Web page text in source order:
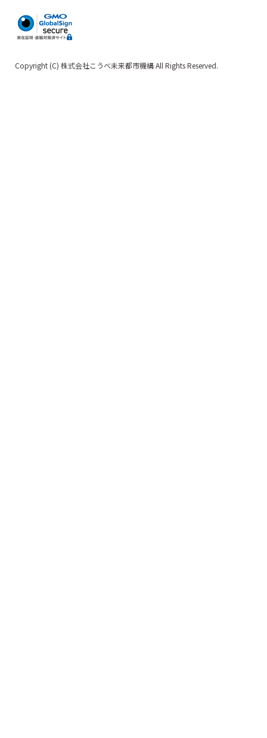
Copyright (C) 株式会社こうべ未来都市機構 All Rights Reserved.